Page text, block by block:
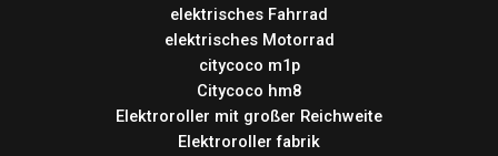
elektrisches Fahrrad
elektrisches Motorrad
citycoco m1p
Citycoco hm8
Elektroroller mit großer Reichweite
Elektroroller fabrik